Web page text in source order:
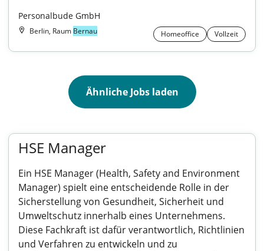
Personalbude GmbH
Berlin, Raum Bernau Homeoffice Vollzeit
Ähnliche Jobs laden
HSE Manager
Ein HSE Manager (Health, Safety and Environment
Manager) spielt eine entscheidende Rolle in der
Sicherstellung von Gesundheit, Sicherheit und
Umweltschutz innerhalb eines Unternehmens.
Diese Fachkraft ist dafür verantwortlich, Richtlinien
und Verfahren zu entwickeln und zu